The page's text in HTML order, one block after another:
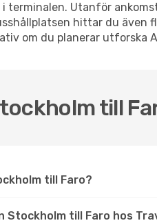
terminalen. Utanför
hittar du även
om du planerar utforska
till
till Faro?
Stockholm till Faro hos